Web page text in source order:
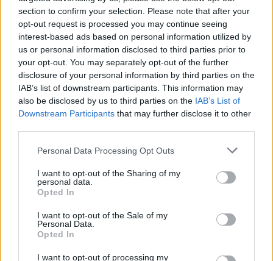
section to confirm your selection. Please note that after your
opt-out request is processed you may continue seeing
interest-based ads based on personal information utilized by
us or personal information disclosed to third parties prior to
your opt-out. You may separately opt-out of the further
disclosure of your personal information by third parties on the
IAB’s list of downstream participants. This information may
also be disclosed by us to third parties on the IAB’s List of
Downstream Participants that may further disclose it to other
Personal Data Processing Opt Outs
I want to opt-out of the Sharing of my
personal data.
Opted In
I want to opt-out of the Sale of my
Personal Data.
Opted In
I want to opt-out of processing my